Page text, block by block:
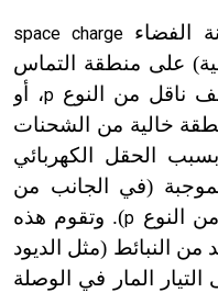
الفضاءspace charge
على منطقة التماس
ناقل من النوعp، أو
خالية من الشحنات
بسبب الحقل الكهربائي
(في الجانب من
النوع p). وتقوم هذه
النبائط (مثل الديود
التيار المار في الوصلة